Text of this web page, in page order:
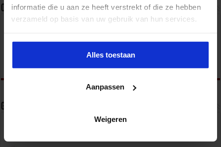
informatie die u aan ze heeft verstrekt of die ze hebben
verzameld op basis van uw gebruik van hun services.
Alles toestaan
Aanpassen
Weigeren
Over sbo
& RO, zorg, bouw & infra en overheid.
Gerelateerde Artikelen